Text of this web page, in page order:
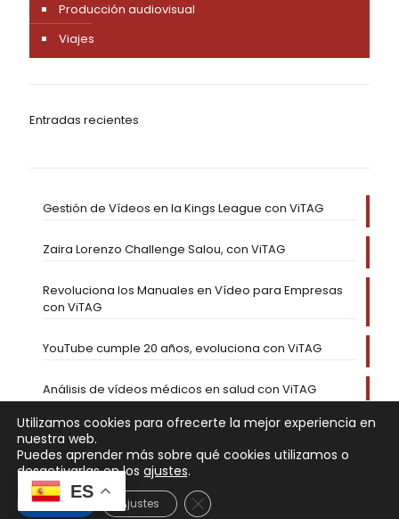
Producción audiovisual
Viajes
Entradas recientes
Gestión de Vídeos en la Kings League con ViTAG
Zaira Lorenzo Challenge Salou, con ViTAG
Revoluciona los Manuales en Vídeo para Empresas
con ViTAG
YouTube cumple 20 años, evoluciona con ViTAG
Análisis de vídeos médicos en salud con ViTAG
ES
Utilizamos cookies para ofrecerte la mejor experiencia en
nuestra web.
Puedes aprender más sobre qué cookies utilizamos o
desactivarlas en los ajustes.
Aceptar Ajustes Cerrar el banner de cookies